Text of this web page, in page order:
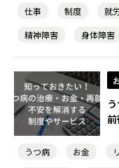
仕事 制度 就
精神障害
身体障害
うつ病 お金